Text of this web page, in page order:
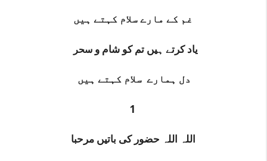
غم کے مارے سلام کہتے ہیں
یاد کرتے ہیں تم کو شام و سحر
دل ہمارے سلام کہتے ہیں
1
اللہ اللہ حضور کی باتیں مرحبا